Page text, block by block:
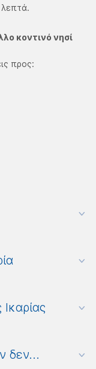
λεπτά.
κοντινό νησί
προς:
δεν...